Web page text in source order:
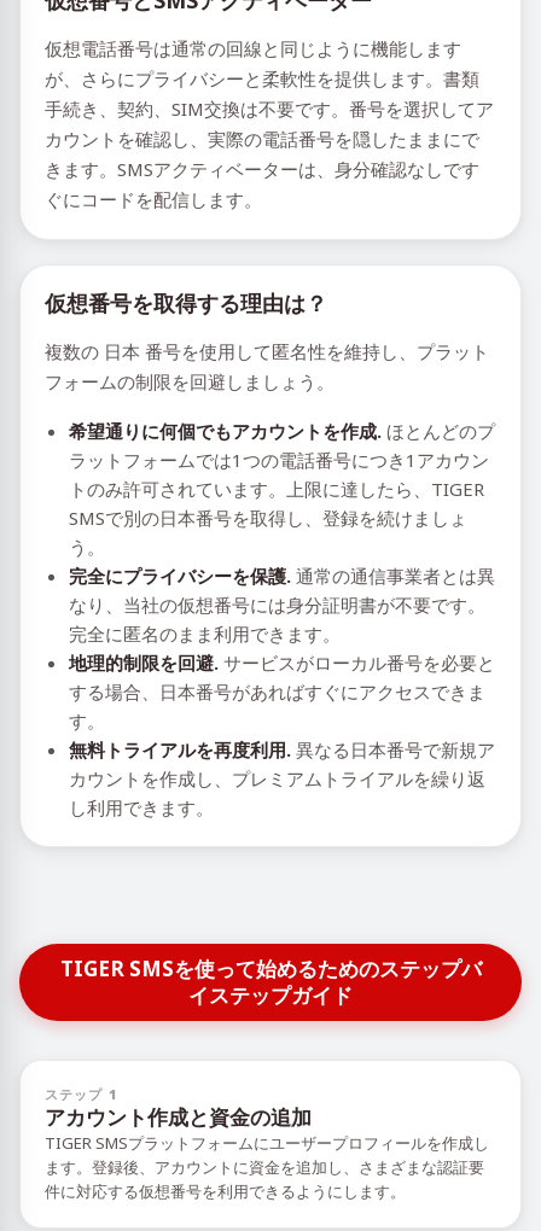
仮想電話番号は通常の回線と同じように機能します
が、さらにプライバシーと柔軟性を提供します。書類
手続き、契約、SIM交換は不要です。番号を選択してア
カウントを確認し、実際の電話番号を隠したままにで
きます。SMSアクティベーターは、身分確認なしです
ぐにコードを配信します。
仮想番号を取得する理由は？
複数の 日本 番号を使用して匿名性を維持し、プラット
フォームの制限を回避しましょう。
希望通りに何個でもアカウントを作成. ほとんどのプ
ラットフォームでは1つの電話番号につき1アカウン
トのみ許可されています。上限に達したら、TIGER
SMSで別の日本番号を取得し、登録を続けましょ
う。
完全にプライバシーを保護. 通常の通信事業者とは異
なり、当社の仮想番号には身分証明書が不要です。
完全に匿名のまま利用できます。
地理的制限を回避. サービスがローカル番号を必要と
する場合、日本番号があればすぐにアクセスできま
す。
無料トライアルを再度利用. 異なる日本番号で新規ア
カウントを作成し、プレミアムトライアルを繰り返
し利用できます。
TIGER SMSを使って始めるためのステップバ
イステップガイド
ステップ 1
アカウント作成と資金の追加
TIGER SMSプラットフォームにユーザープロフィールを作成し
ます。登録後、アカウントに資金を追加し、さまざまな認証要
件に対応する仮想番号を利用できるようにします。